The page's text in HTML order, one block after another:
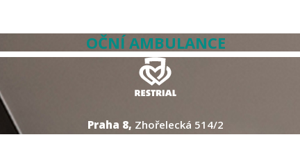
OČNÍ AMBULANCE
Praha 8, Zhořelecká 514/2